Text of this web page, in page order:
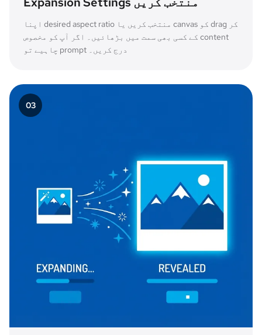
اپنا desired aspect ratio منتخب کریں یا canvas کو drag کر
کے کسی بھی سمت میں بڑھائیں۔ اگر آپ کو مخصوص content
چاہیے تو prompt درج کریں۔
03